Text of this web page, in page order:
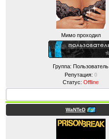
Мимо проходил
Группа: Пользователь
Репутация: 0
Статус: Offline
WaNTeD